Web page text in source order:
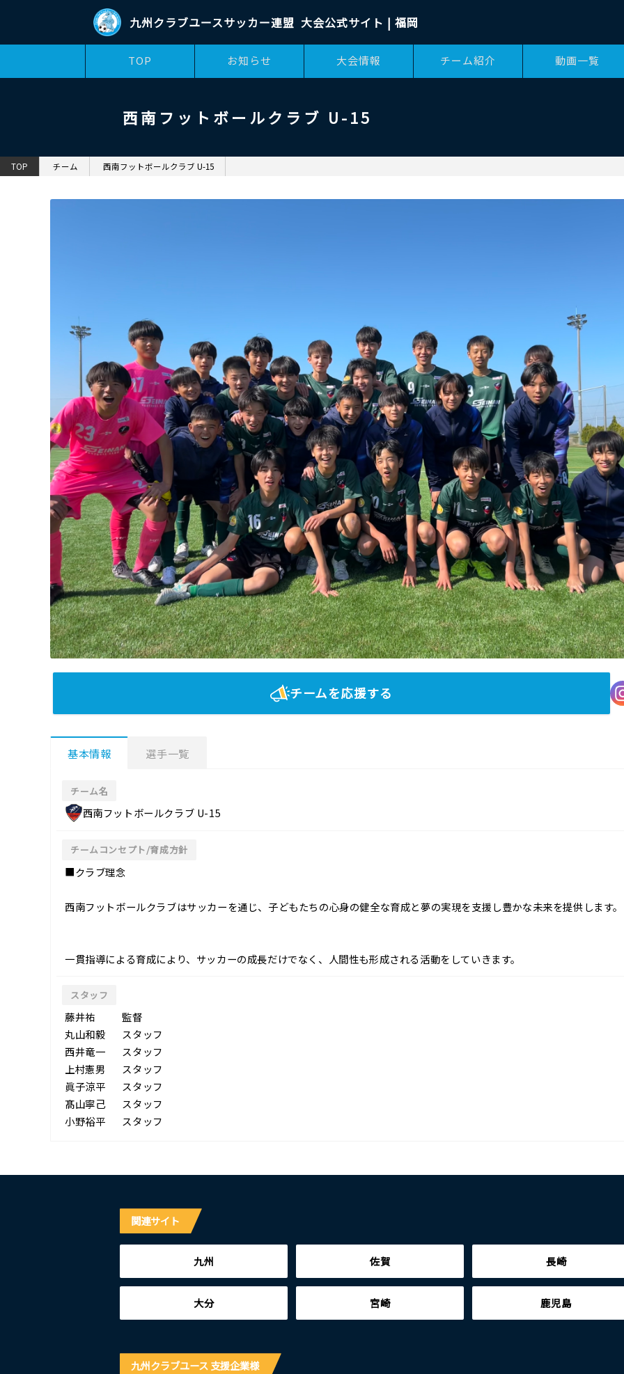
九州クラブユースサッカー連盟 大会公式サイト | 福岡
TOP お知らせ 大会情報 チーム紹介 動画一覧
西南フットボールクラブ U-15
TOP チーム 西南フットボールクラブ U-15
チームを応援する
基本情報 選手一覧
チーム名
西南フットボールクラブ U-15
チームコンセプト/育成方針
■クラブ理念
西南フットボールクラブはサッカーを通じ、子どもたちの心身の健全な育成と夢の実現を支援し豊かな未来を提供します。
一貫指導による育成により、サッカーの成長だけでなく、人間性も形成される活動をしていきます。
スタッフ
藤井祐
監督
丸山和毅
スタッフ
西井竜一
スタッフ
上村憲男
スタッフ
眞子涼平
スタッフ
髙山寧己
スタッフ
小野裕平
スタッフ
関連サイト
九州 佐賀 長崎
大分 宮崎 鹿児島
九州クラブユース 支援企業様